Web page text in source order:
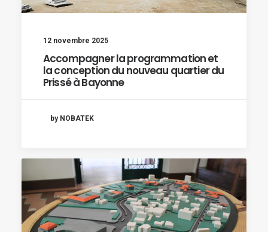
12 novembre 2025
Accompagner la programmation et
la conception du nouveau quartier du
Prissé à Bayonne
by NOBATEK